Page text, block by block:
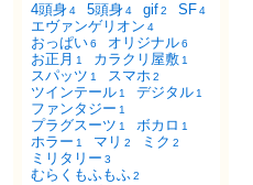
4頭身4 5頭身4 gif2 SF4
エヴァンゲリオン 4
おっぱい6 オリジナル6
お正月 1 カラクリ屋敷 1
スパッツ 1 スマホ 2
ツインテール 1 デジタル 1
ファンタジー 1
プラグスーツ 1 ボカロ 1
ホラー 1 マリ 2 ミク 2
ミリタリー 3
むらくもふもふ2